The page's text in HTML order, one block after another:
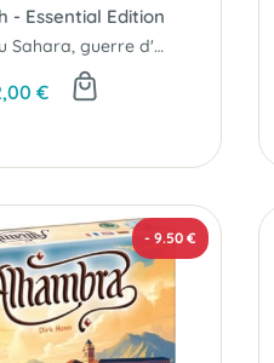
- Essential Edition
Du souk au Sahara, guerre d'influence autour de la célèbre ville...
€
- 9.50 €